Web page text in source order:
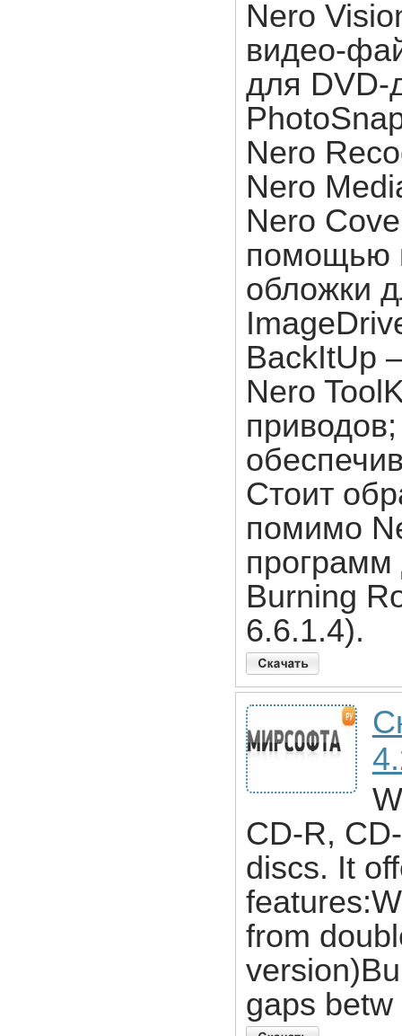
Nero
видео-
для DVD-
Nero
Nero
Nero
помощью
обложки
BackItUp
Nero
Стоит
помимо
программ
Burning
6.6.1.4).
CD-R,
discs. It
from
gaps betw